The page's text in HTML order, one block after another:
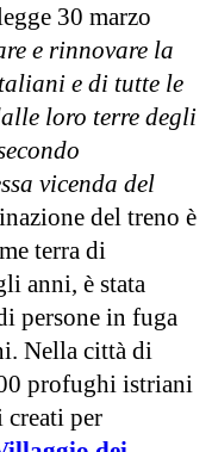
30 marzo
e rinnovare la
e di tutte le
loro terre degli
vicenda del
del treno è
terra di
anni, è stata
persone in fuga
Nella città di
profughi istriani
per